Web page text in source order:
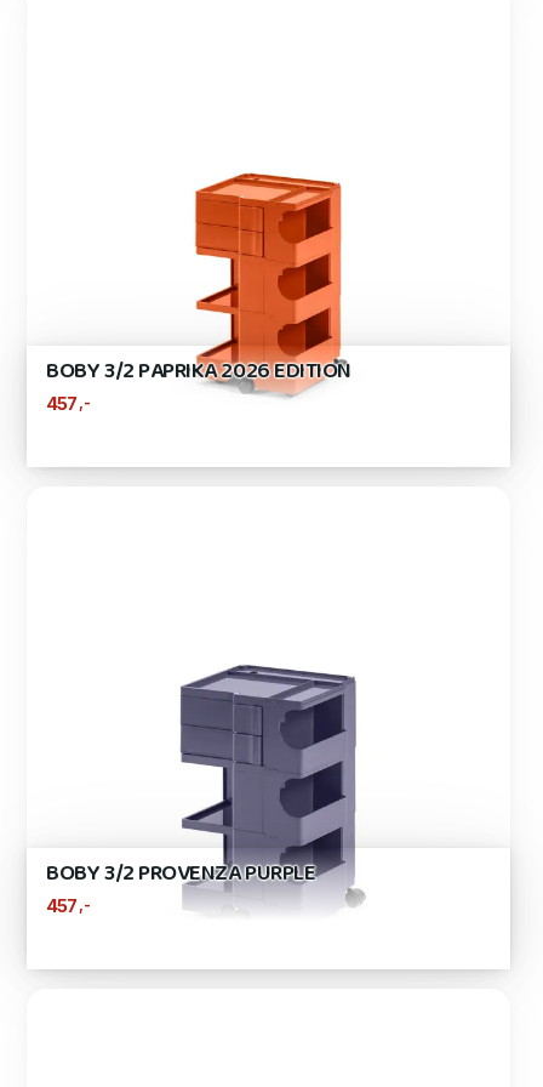
BOBY 3/2 PAPRIKA 2026 EDITION
457 ,-
BOBY 3/2 PROVENZA PURPLE
457 ,-